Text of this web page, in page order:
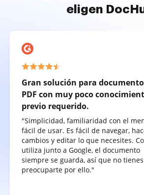
eligen
Gran solución para
PDF con muy poco
previo requerido.
"Simplicidad, familiaridad con el
fácil de usar. Es fácil de navegar,
cambios y editar lo que necesites.
utiliza junto a Google, el documento
siempre se guarda, así que no
preocuparte por ello."